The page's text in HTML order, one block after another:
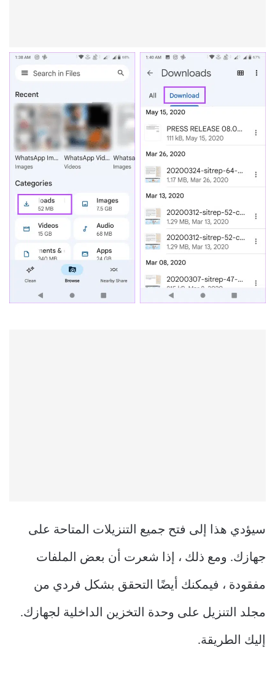
سيؤدي هذا إلى فتح جميع التنزيلات المتاحة على
جهازك. ومع ذلك ، إذا شعرت أن بعض الملفات
مفقودة ، فيمكنك أيضًا التحقق بشكل فردي من
مجلد التنزيل على وحدة التخزين الداخلية لجهازك.
إليك الطريقة.